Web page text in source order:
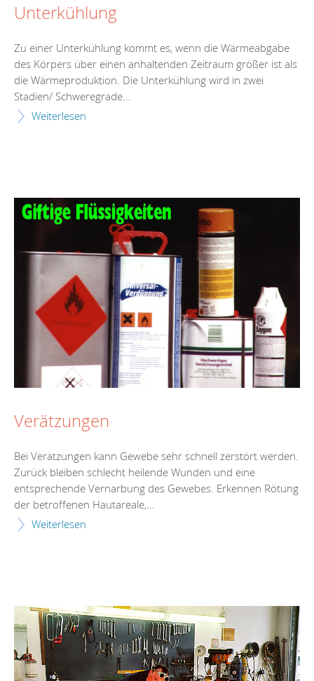
Unterkühlung
Zu einer Unterkühlung kommt es, wenn die Wärmeabgabe
des Körpers über einen anhaltenden Zeitraum größer ist als
die Wärmeproduktion. Die Unterkühlung wird in zwei
Stadien/ Schweregrade...
Weiterlesen
Verätzungen
Bei Verätzungen kann Gewebe sehr schnell zerstört werden.
Zurück bleiben schlecht heilende Wunden und eine
entsprechende Vernarbung des Gewebes. Erkennen Rötung
der betroffenen Hautareale,...
Weiterlesen